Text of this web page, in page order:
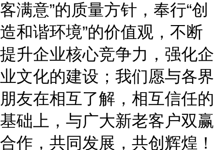
客满意”的质量方针，奉行“创
造和谐环境”的价值观，不断
提升企业核心竞争力，强化企
业文化的建设；我们愿与各界
朋友在相互了解，相互信任的
基础上，与广大新老客户双赢
合作，共同发展，共创辉煌！